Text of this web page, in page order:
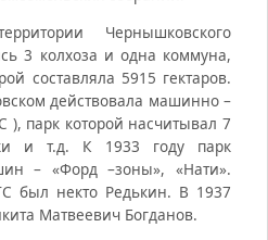
Чернышковского
3 колхоза и одна коммуна,
составляла 5915 гектаров.
действовала машинно –
), парк которой насчитывал 7
и т.д. К 1933 году парк
– «Форд –зоны», «Нати».
был некто Редькин. В 1937
Матвеевич Богданов.